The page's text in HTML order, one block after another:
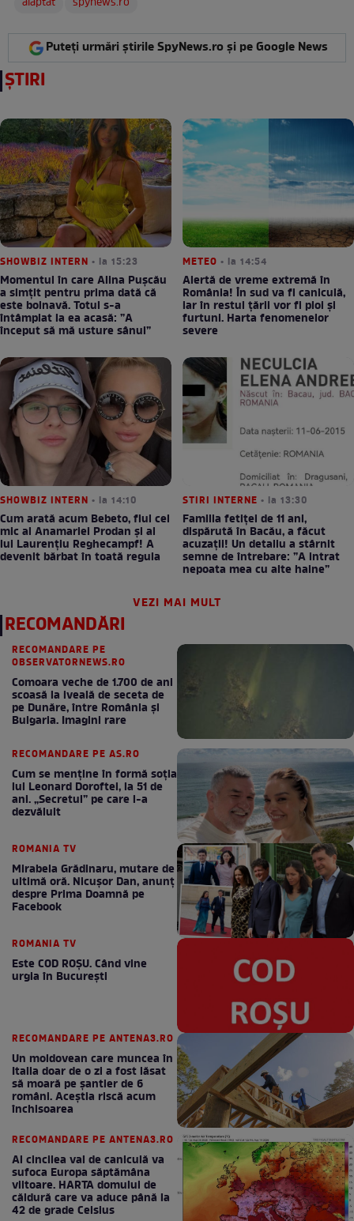
Puteți urmări știrile SpyNews.ro și pe Google News
ȘTIRI
SHOWBIZ INTERN • la 15:23
Momentul în care Alina Pușcău
a simțit pentru prima dată că
este bolnavă. Totul s-a
întâmplat la ea acasă: ”A
început să mă usture sânul”
METEO • la 14:54
Alertă de vreme extremă în
România! În sud va fi caniculă,
iar în restul țării vor fi ploi și
furtuni. Harta fenomenelor
severe
SHOWBIZ INTERN • la 14:10
Cum arată acum Bebeto, fiul cel
mic al Anamariei Prodan și al
lui Laurențiu Reghecampf! A
devenit bărbat în toată regula
STIRI INTERNE • la 13:30
Familia fetiței de 11 ani,
dispărută în Bacău, a făcut
acuzații! Un detaliu a stârnit
semne de întrebare: ”A intrat
nepoata mea cu alte haine”
VEZI MAI MULT
RECOMANDĂRI
RECOMANDARE PE
OBSERVATORNEWS.RO
Comoara veche de 1.700 de ani
scoasă la iveală de seceta de
pe Dunăre, între România şi
Bulgaria. Imagini rare
RECOMANDARE PE AS.RO
Cum se menţine în formă soţia
lui Leonard Doroftei, la 51 de
ani. „Secretul” pe care l-a
dezvăluit
ROMANIA TV
Mirabela Grădinaru, mutare de
ultimă oră. Nicuşor Dan, anunţ
despre Prima Doamnă pe
Facebook
ROMANIA TV
Este COD ROŞU. Când vine
urgia în Bucureşti
RECOMANDARE PE ANTENA3.RO
Un moldovean care muncea în
Italia doar de o zi a fost lăsat
să moară pe şantier de 6
români. Aceștia riscă acum
închisoarea
RECOMANDARE PE ANTENA3.RO
Al cincilea val de caniculă va
sufoca Europa săptămâna
viitoare. HARTA domului de
căldură care va aduce până la
42 de grade Celsius